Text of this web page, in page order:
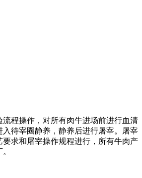
程操作，对所有肉牛进场前进行血清
待宰圈静养，静养后进行屠宰。屠宰
求和屠宰操作规程进行，所有牛肉产